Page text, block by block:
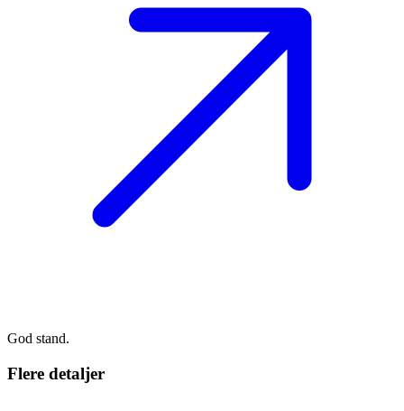
God stand.
Flere detaljer